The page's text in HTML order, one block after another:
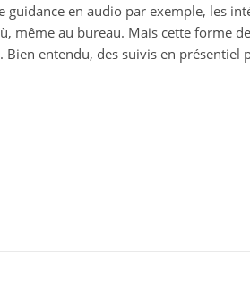
en audio par exemple, les
même au bureau. Mais cette forme
entendu, des suivis en présentiel